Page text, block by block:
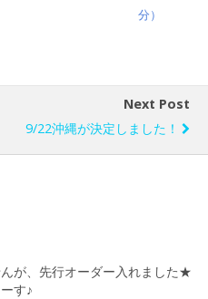
分）
Next Post
9/22沖縄が決定しました！
が、先行オーダー入れました★
す♪